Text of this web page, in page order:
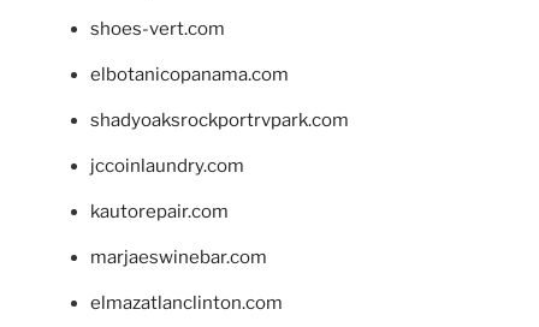
shoes-vert.com
elbotanicopanama.com
shadyoaksrockportrvpark.com
jccoinlaundry.com
kautorepair.com
marjaeswinebar.com
elmazatlanclinton.com